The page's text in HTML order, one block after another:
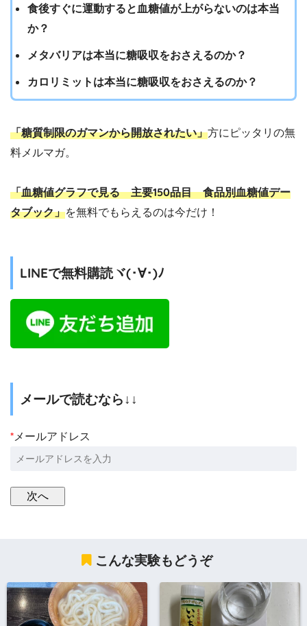
食後すぐに運動すると血糖値が上がらないのは本当
か？
メタバリアは本当に糖吸収をおさえるのか？
カロリミットは本当に糖吸収をおさえるのか？
「糖質制限のガマンから開放されたい」方にピッタリの無
料メルマガ。
「血糖値グラフで見る 主要150品目 食品別血糖値デー
タブック」を無料でもらえるのは今だけ！
LINEで無料購読ヾ(･∀･)ﾉ
メールで読むなら↓↓
* メールアドレス
こんな実験もどうぞ